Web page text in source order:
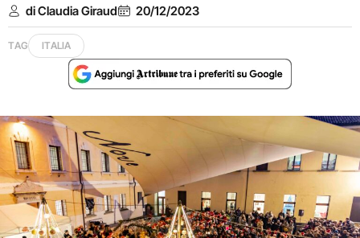
di Claudia Giraud 20/12/2023
TAG ITALIA